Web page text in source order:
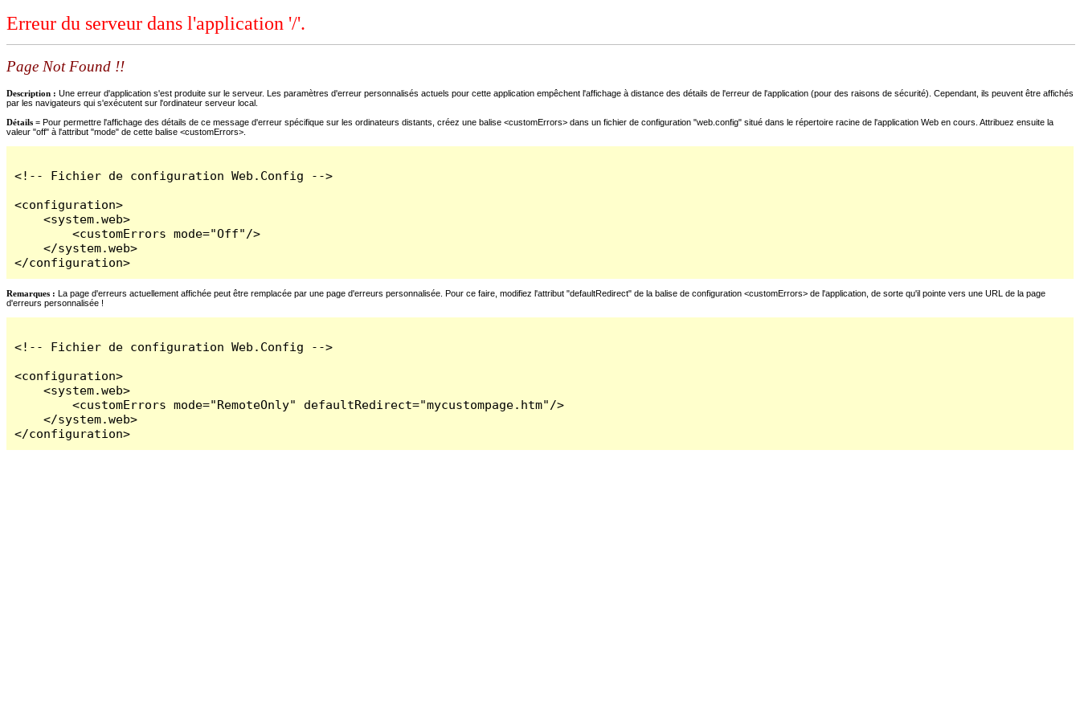
Erreur du serveur dans l'application '/'.
Page Not Found !!
Description : Une erreur d'application s'est produite sur le serveur. Les paramètres d'erreur personnalisés actuels pour cette application empêchent l'affichage à distance des détails de l'erreur de l'application (pour des raisons de sécurité). Cependant, ils peuvent être affichés
par les navigateurs qui s'exécutent sur l'ordinateur serveur local.
Détails = Pour permettre l'affichage des détails de ce message d'erreur spécifique sur les ordinateurs distants, créez une balise <customErrors> dans un fichier de configuration "web.config" situé dans le répertoire racine de l'application Web en cours. Attribuez ensuite la
valeur "off" à l'attribut "mode" de cette balise <customErrors>.
<!-- Fichier de configuration Web.Config -->
<configuration>
    <system.web>
        <customErrors mode="Off"/>
    </system.web>
</configuration>
Remarques : La page d'erreurs actuellement affichée peut être remplacée par une page d'erreurs personnalisée. Pour ce faire, modifiez l'attribut "defaultRedirect" de la balise de configuration <customErrors> de l'application, de sorte qu'il pointe vers une URL de la page
d'erreurs personnalisée !
<!-- Fichier de configuration Web.Config -->
<configuration>
    <system.web>
        <customErrors mode="RemoteOnly" defaultRedirect="mycustompage.htm"/>
    </system.web>
</configuration>